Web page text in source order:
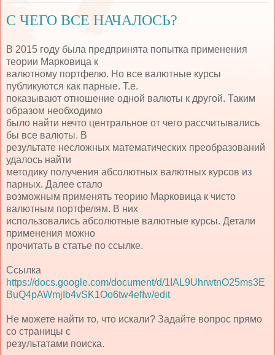
С ЧЕГО ВСЕ НАЧАЛОСЬ?
В 2015 году была предпринята попытка применения
теории Марковица к
валютному портфелю. Но все валютные курсы
публикуются как парные. Т.е.
показывают отношение одной валюты к другой. Таким
образом необходимо
было найти нечто центральное от чего рассчитывались
бы все валюты. В
результате несложных математических преобразований
удалось найти
методику получения абсолютных валютных курсов из
парных. Далее стало
возможным применять теорию Марковица к чисто
валютным портфелям. В них
использовались абсолютные валютные курсы. Детали
применения можно
прочитать в статье по ссылке.
Ссылка
https://docs.google.com/document/d/1IAL9UhrwtnO25ms3E
BuQ4pAWmjIb4vSK1Oo6tw4efIw/edit
Не можете найти то, что искали? Задайте вопрос прямо
со страницы с
результатами поиска.